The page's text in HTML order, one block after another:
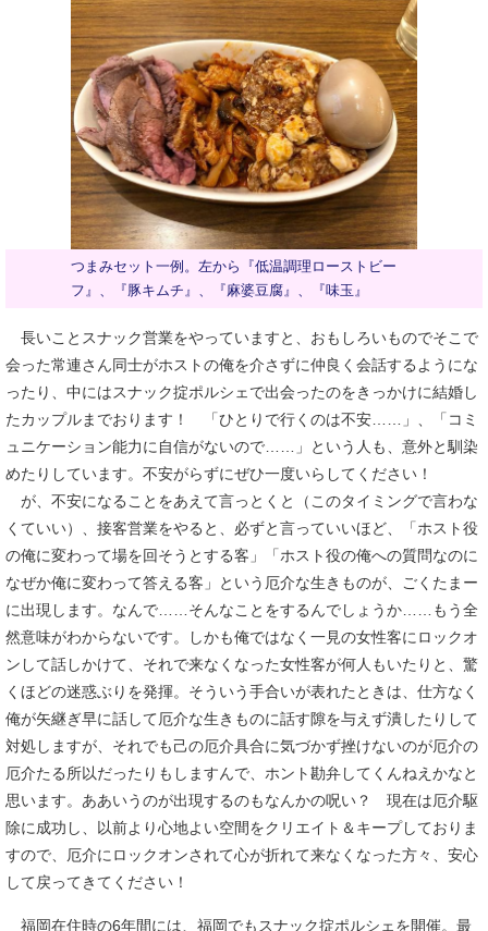
つまみセット一例。左から『低温調理ローストビー
フ』、『豚キムチ』、『麻婆豆腐』、『味玉』
長いことスナック営業をやっていますと、おもしろいものでそこで
会った常連さん同士がホストの俺を介さずに仲良く会話するようにな
ったり、中にはスナック掟ポルシェで出会ったのをきっかけに結婚し
たカップルまでおります！ 「ひとりで行くのは不安……」、「コミ
ュニケーション能力に自信がないので……」という人も、意外と馴染
めたりしています。不安がらずにぜひ一度いらしてください！
が、不安になることをあえて言っとくと（このタイミングで言わな
くていい）、接客営業をやると、必ずと言っていいほど、「ホスト役
の俺に変わって場を回そうとする客」「ホスト役の俺への質問なのに
なぜか俺に変わって答える客」という厄介な生きものが、ごくたまー
に出現します。なんで……そんなことをするんでしょうか……もう全
然意味がわからないです。しかも俺ではなく一見の女性客にロックオ
ンして話しかけて、それで来なくなった女性客が何人もいたりと、驚
くほどの迷惑ぶりを発揮。そういう手合いが表れたときは、仕方なく
俺が矢継ぎ早に話して厄介な生きものに話す隙を与えず潰したりして
対処しますが、それでも己の厄介具合に気づかず挫けないのが厄介の
厄介たる所以だったりもしますんで、ホント勘弁してくんねえかなと
思います。ああいうのが出現するのもなんかの呪い？ 現在は厄介駆
除に成功し、以前より心地よい空間をクリエイト＆キープしておりま
すので、厄介にロックオンされて心が折れて来なくなった方々、安心
して戻ってきてください！
福岡在住時の6年間には、福岡でもスナック掟ポルシェを開催。最